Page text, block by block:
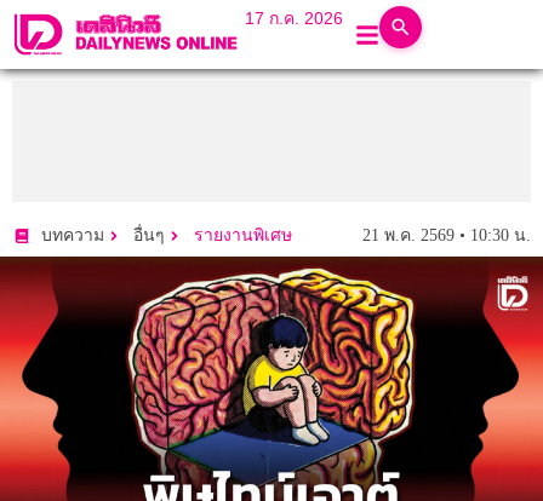
17 ก.ค. 2026
บทความ อื่นๆ รายงานพิเศษ 21 พ.ค. 2569 • 10:30 น.